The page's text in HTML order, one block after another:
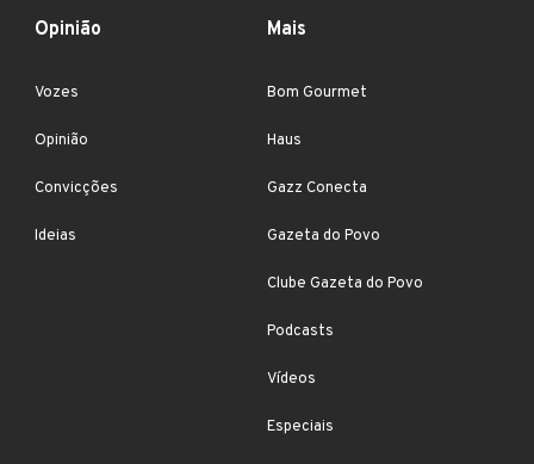
Opinião
Vozes
Opinião
Convicções
Ideias
Mais
Bom Gourmet
Haus
Gazz Conecta
Gazeta do Povo
Clube Gazeta do Povo
Podcasts
Vídeos
Especiais